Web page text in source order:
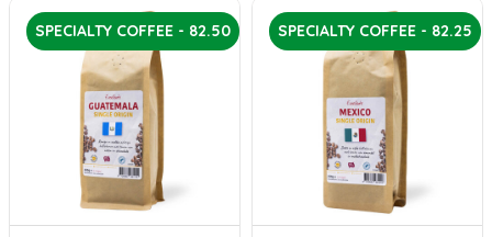
SPECIALTY COFFEE - 82.50 SPECIALTY COFFEE - 82.25